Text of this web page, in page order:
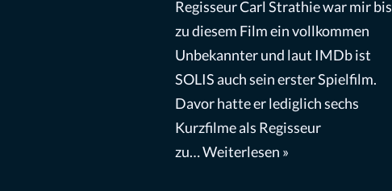
Regisseur Carl Strathie war mir bis
zu diesem Film ein vollkommen
Unbekannter und laut IMDb ist
SOLIS auch sein erster Spielfilm.
Davor hatte er lediglich sechs
Kurzfilme als Regisseur
zu…Weiterlesen »